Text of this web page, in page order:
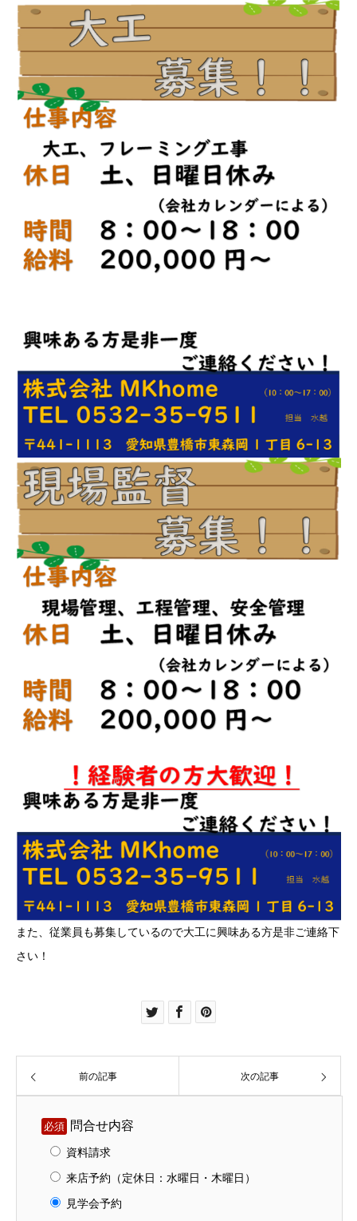
また、従業員も募集しているので大工に興味ある方是非ご連絡下
さい！
前の記事 次の記事
必須 問合せ内容
資料請求
来店予約（定休日：水曜日・木曜日）
見学会予約